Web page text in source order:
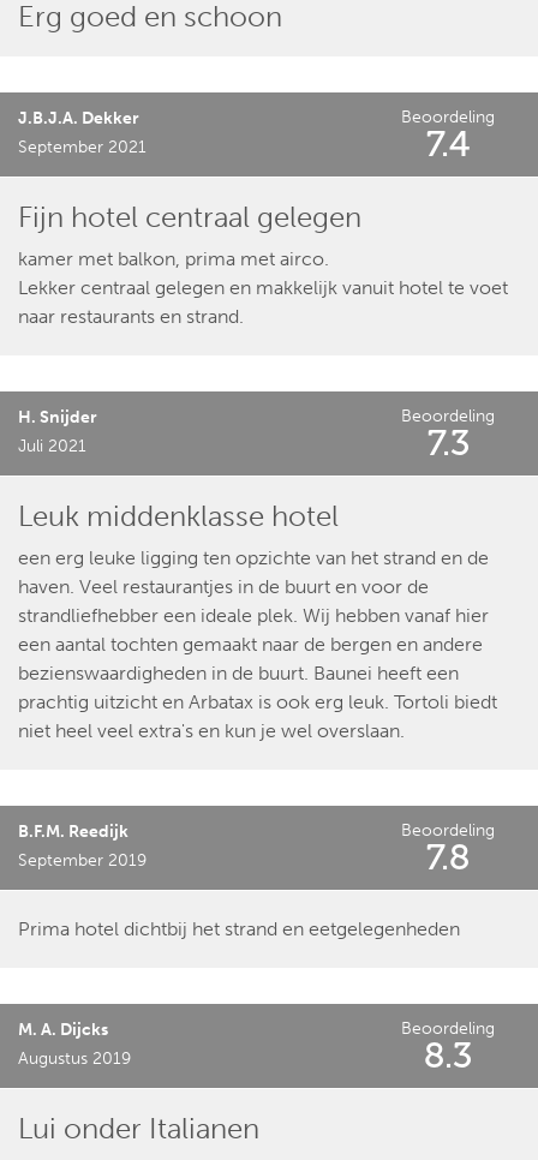
Erg goed en schoon
J.B.J.A. Dekker
September 2021
Beoordeling
7.4
Fijn hotel centraal gelegen
kamer met balkon, prima met airco.
Lekker centraal gelegen en makkelijk vanuit hotel te voet
naar restaurants en strand.
H. Snijder
Juli 2021
Beoordeling
7.3
Leuk middenklasse hotel
een erg leuke ligging ten opzichte van het strand en de
haven. Veel restaurantjes in de buurt en voor de
strandliefhebber een ideale plek. Wij hebben vanaf hier
een aantal tochten gemaakt naar de bergen en andere
bezienswaardigheden in de buurt. Baunei heeft een
prachtig uitzicht en Arbatax is ook erg leuk. Tortoli biedt
niet heel veel extra's en kun je wel overslaan.
B.F.M. Reedijk
September 2019
Beoordeling
7.8
Prima hotel dichtbij het strand en eetgelegenheden
M. A. Dijcks
Augustus 2019
Beoordeling
8.3
Lui onder Italianen